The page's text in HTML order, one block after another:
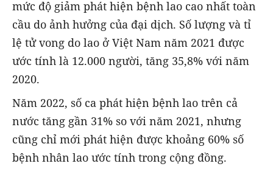
mức độ giảm phát hiện bệnh lao cao nhất toàn
cầu do ảnh hưởng của đại dịch. Số lượng và tỉ
lệ tử vong do lao ở Việt Nam năm 2021 được
ước tính là 12.000 người, tăng 35,8% với năm
2020.
Năm 2022, số ca phát hiện bệnh lao trên cả
nước tăng gần 31% so với năm 2021, nhưng
cũng chỉ mới phát hiện được khoảng 60% số
bệnh nhân lao ước tính trong cộng đồng.